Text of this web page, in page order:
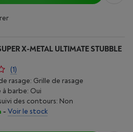
X-METAL ULTIMATE STUBBLE
(1)
rasage: Grille de rasage
à barbe: Oui
des contours: Non
- Voir le stock